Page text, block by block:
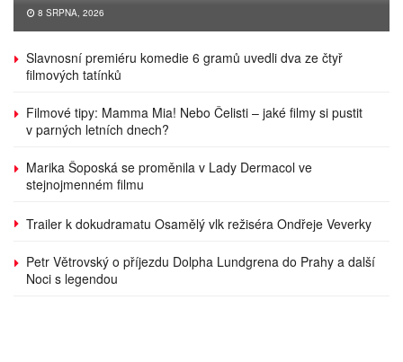
8 SRPNA, 2026
Slavnosní premiéru komedie 6 gramů uvedli dva ze čtyř
filmových tatínků
Filmové tipy: Mamma Mia! Nebo Čelisti – jaké filmy si pustit
v parných letních dnech?
Marika Šoposká se proměnila v Lady Dermacol ve
stejnojmenném filmu
Trailer k dokudramatu Osamělý vlk režiséra Ondřeje Veverky
Petr Větrovský o příjezdu Dolpha Lundgrena do Prahy a další
Noci s legendou